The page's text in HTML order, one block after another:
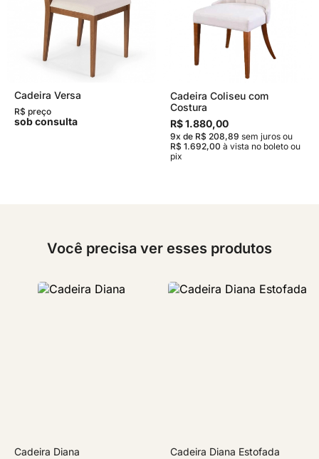
Cadeira Versa
R$ preço
sob consulta
Cadeira Coliseu com
Costura
R$ 1.880,00
9x de R$ 208,89 sem juros ou
R$ 1.692,00 à vista no boleto ou
pix
Você precisa ver esses produtos
Cadeira Diana Cadeira Diana Estofada